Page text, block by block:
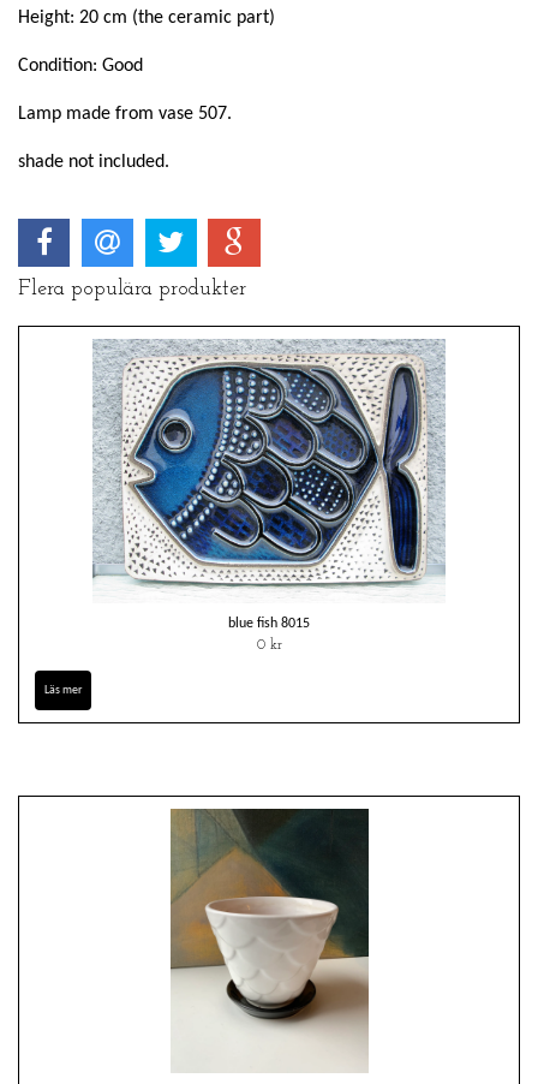
Height: 20 cm (the ceramic part)
Condition: Good
Lamp made from vase 507.
shade not included.
Flera populära produkter
blue fish 8015
0 kr
Läs mer